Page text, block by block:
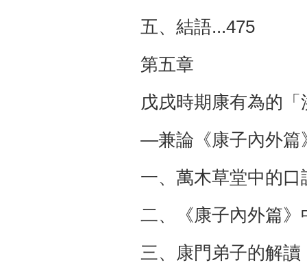
五、結語...475
第五章
戊戌時期康有為的
—兼論《康子內外篇
一、萬木草堂中的
二、《康子內外篇
三、康門弟子的解